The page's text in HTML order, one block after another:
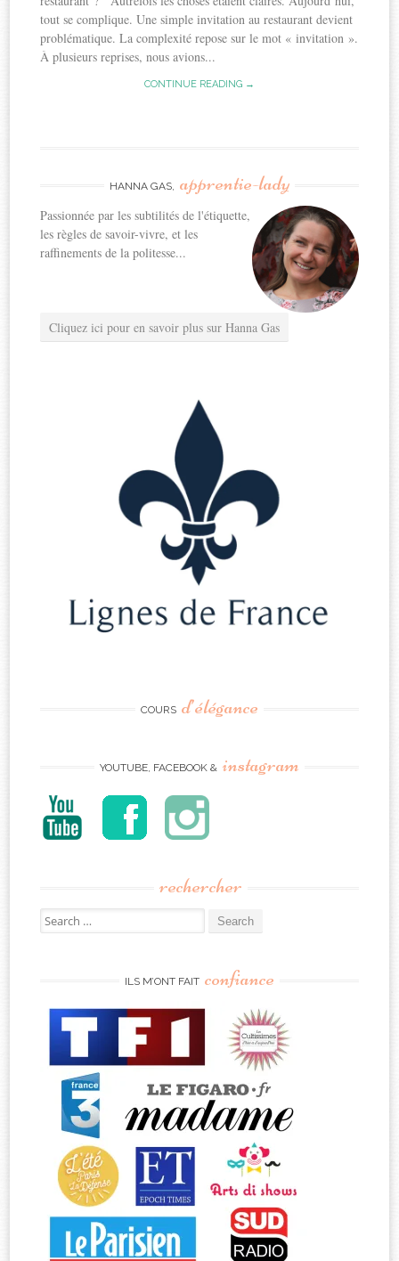
tout se complique. Une simple invitation au restaurant devient
problématique. La complexité repose sur le mot « invitation ».
À plusieurs reprises, nous avions...
CONTINUE READING →
HANNA GAS, apprentie-lady
Passionnée par les subtilités de l'étiquette,
les règles de savoir-vivre, et les
raffinements de la politesse...
Cliquez ici pour en savoir plus sur Hanna Gas
COURS d’élégance
YOUTUBE, FACEBOOK & instagram
rechercher
Search
for:
ILS M’ONT FAIT confiance